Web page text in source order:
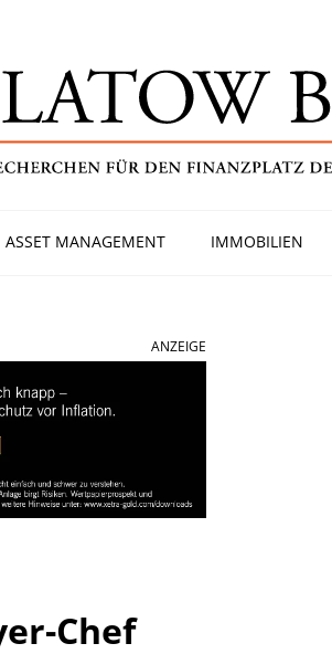
ASSET MANAGEMENT IMMOBILIEN
ANZEIGE
Chef